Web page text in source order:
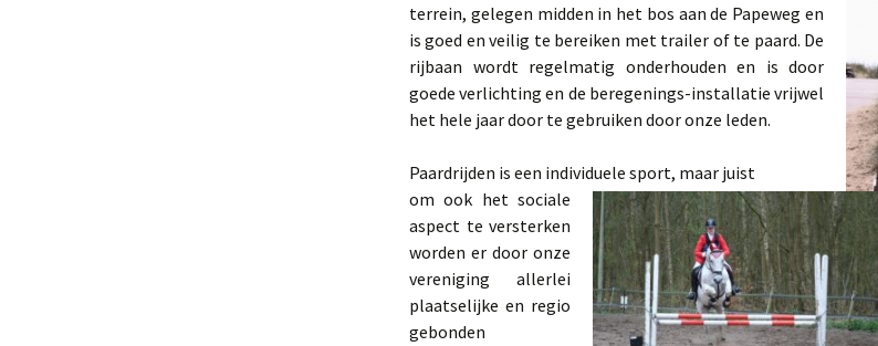
terrein, gelegen midden in het bos aan de Papeweg en
is goed en veilig te bereiken met trailer of te paard. De
rijbaan wordt regelmatig onderhouden en is door
goede verlichting en de beregenings-installatie vrijwel
het hele jaar door te gebruiken door onze leden.
Paardrijden is een individuele sport, maar juist
om ook het sociale
aspect te versterken
worden er door onze
vereniging allerlei
plaatselijke en regio
gebonden